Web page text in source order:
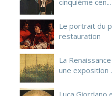
cinquième cen...
Le portrait du
restauration
La
une exposition